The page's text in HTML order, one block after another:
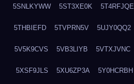
5SNLKYWW 5ST3XE0K 5T4RFJQE
5THBIEFD 5TVPRN5V 5UJY0QQ2
5V5K9CVS 5VB3LIYB 5VTXJVNC
5XSF9JLS 5XU6ZP3A 5Y0HCRBH